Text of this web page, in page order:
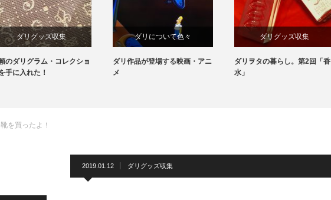
ダリグッズ収集
のダリグラム・コレクショ
手に入れた！
ダリについて色々
ダリの作品
ダリ作品が登場する映画・アニ
メ
ダリグッズ収集
ダリヲタの暮らし。第2回「香
水」
を買ったよ！
2019.01.12 ダリグッズ収集